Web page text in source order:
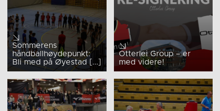
Sommerens
håndballhøydepunkt:
Bli med på Øyestad [...]
Otterlei Group – er
med videre!